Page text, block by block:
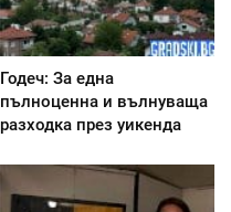
Годеч: За една
пълноценна и вълнуваща
разходка през уикенда